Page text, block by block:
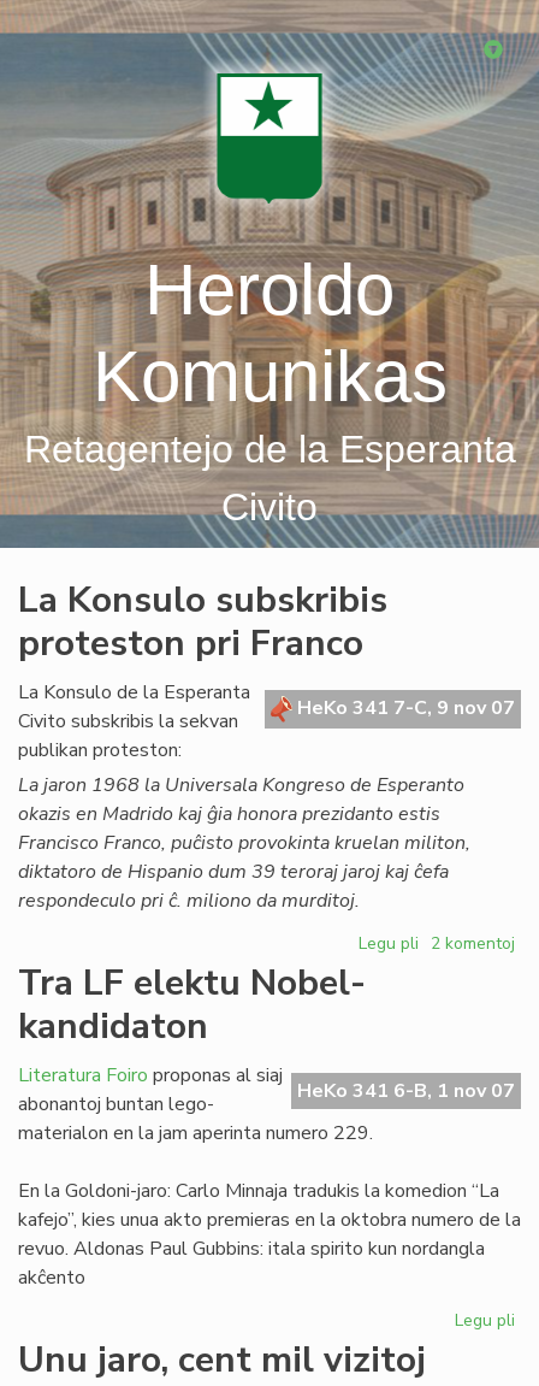
Skip
Heroldo
Komunikas
Retagentejo de la Esperanta
Civito
La Konsulo subskribis
proteston pri Franco
HeKo 341 7-C, 9 nov 07
La Konsulo de la Esperanta
Civito subskribis la sekvan
publikan proteston:
La jaron 1968 la Universala Kongreso de Esperanto
okazis en Madrido kaj ĝia honora prezidanto estis
Francisco Franco, puĉisto provokinta kruelan militon,
diktatoro de Hispanio dum 39 teroraj jaroj kaj ĉefa
respondeculo pri ĉ. miliono da murditoj.
Legu pli pri
pri
Franco
2 komentoj
Tra LF elektu Nobel-
kandidaton
HeKo 341 6-B, 1 nov 07
Literatura Foiro proponas al siaj
abonantoj buntan lego-
materialon en la jam aperinta numero 229.
En la Goldoni-jaro: Carlo Minnaja tradukis la komedion “La
kafejo”, kies unua akto premieras en la oktobra numero de la
revuo. Aldonas Paul Gubbins: itala spirito kun nordangla
akĉento
Legu pli
Unu jaro, cent mil vizitoj